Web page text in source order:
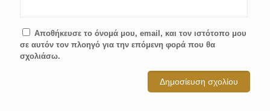
Αποθήκευσε το όνομά μου, email, και τον ιστότοπο μου
σε αυτόν τον πλοηγό για την επόμενη φορά που θα
σχολιάσω.